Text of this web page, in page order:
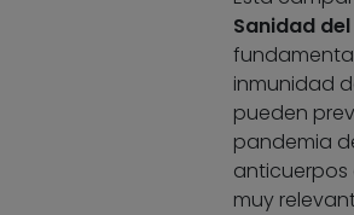
Sanidad del
inmunidad
pueden
pandemia
anticuerpos
muy